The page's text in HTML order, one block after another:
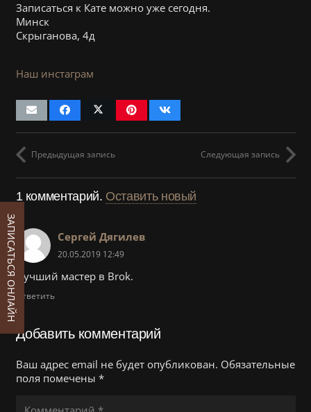
Записаться к Кате можно уже сегодня.
Минск
Скрыганова, 4д
Наш инстаграм
Предыдущая запись Следующая запись
1 комментарий. Оставить новый
Сергей Дягилев
20.05.2019 12:49
Лучший мастер в Brok.
Ответить
Добавить комментарий
Ваш адрес email не будет опубликован. Обязательные
поля помечены *
ЗАПИСАТЬСЯ ОНЛАЙН